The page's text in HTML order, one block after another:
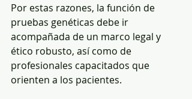
Por estas razones, la función de
pruebas genéticas debe ir
acompañada de un marco legal y
ético robusto, así como de
profesionales capacitados que
orienten a los pacientes.